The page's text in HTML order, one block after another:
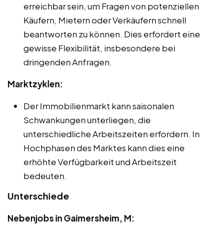
erreichbar sein, um Fragen von potenziellen
Käufern, Mietern oder Verkäufern schnell
beantworten zu können. Dies erfordert eine
gewisse Flexibilität, insbesondere bei
dringenden Anfragen.
Marktzyklen:
Der Immobilienmarkt kann saisonalen
Schwankungen unterliegen, die
unterschiedliche Arbeitszeiten erfordern. In
Hochphasen des Marktes kann dies eine
erhöhte Verfügbarkeit und Arbeitszeit
bedeuten.
Unterschiede
Nebenjobs in Gaimersheim, M: